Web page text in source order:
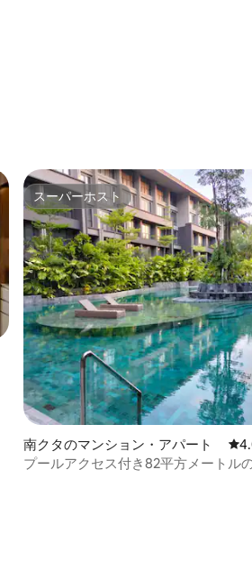
スーパーホスト
スーパーホスト
南クタのマンション・アパート レ
プールアクセス付き82平方メートル